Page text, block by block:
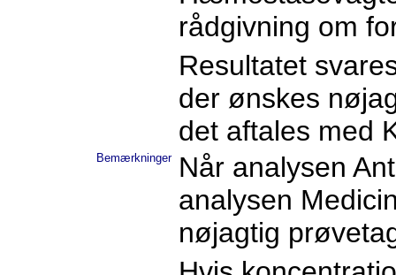
rådgivning om
Resultatet
der ønskes
det aftales med
Bemærkninger
Når analysen
analysen
nøjagtig